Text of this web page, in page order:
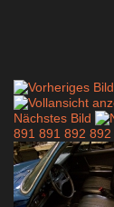
Nächstes Bild
891 891 892 892